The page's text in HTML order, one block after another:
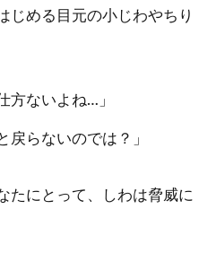
じめる目元の小じわやちり
方ないよね…」
戻らないのでは？」
たにとって、しわは脅威に